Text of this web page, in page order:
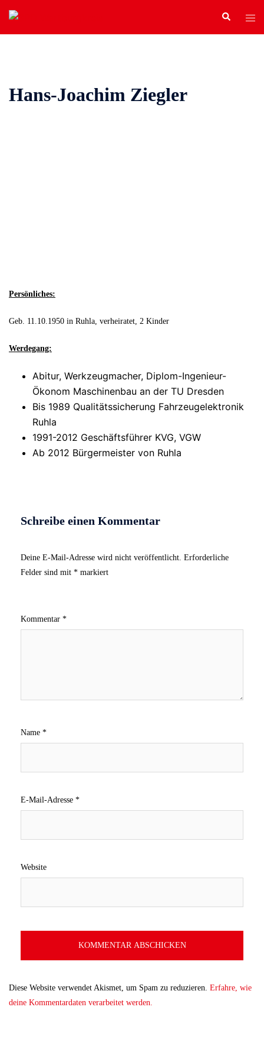
Zum
Inhalt
springen
Search
Hans-Joachim Ziegler
Persönliches:
Geb. 11.10.1950 in Ruhla, verheiratet, 2 Kinder
Werdegang:
Abitur, Werkzeugmacher, Diplom-Ingenieur-
Ökonom Maschinenbau an der TU Dresden
Bis 1989 Qualitätssicherung Fahrzeugelektronik
Ruhla
1991-2012 Geschäftsführer KVG, VGW
Ab 2012 Bürgermeister von Ruhla
Schreibe einen Kommentar
Deine E-Mail-Adresse wird nicht veröffentlicht. Erforderliche
Felder sind mit * markiert
Kommentar *
Name *
E-Mail-Adresse *
Website
Diese Website verwendet Akismet, um Spam zu reduzieren. Erfahre, wie
deine Kommentardaten verarbeitet werden.